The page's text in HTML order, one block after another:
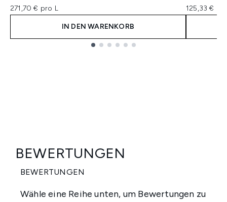
271,70 € pro L
IN DEN WARENKORB
125,33 €